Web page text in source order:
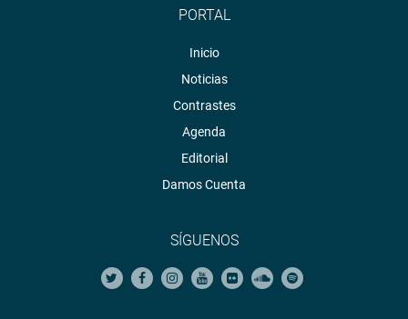
PORTAL
Inicio
Noticias
Contrastes
Agenda
Editorial
Damos Cuenta
SÍGUENOS